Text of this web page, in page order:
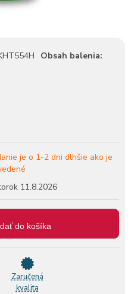
Obsah balenia:
je o 1-2 dni dlhšie ako je
11.8.2026
do košíka
Zaručená
kvalita